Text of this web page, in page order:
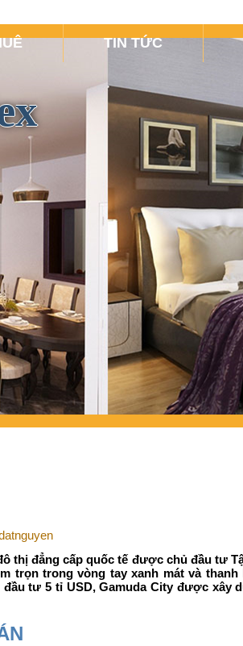
TIN TỨC
thị đẳng cấp quốc tế được chủ đầu tư
trọn trong vòng tay xanh mát và
tư 5 tỉ USD, Gamuda City được